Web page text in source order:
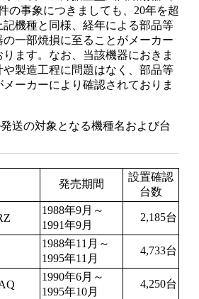
の事象につきましても、20年を超
記機種と同様、経年による部品等
一部焼損に至ることがメーカー
ます。なお、当該機器におきま
や製造工程に問題はなく、部品等
ーカーにより確認されておりま
送の対象となる機種名および台
発売期間
設置確認
台数
1988年9月～
1991年9月
2,185台
1988年11月～
1995年11月
4,733台
1990年6月～
1995年10月
4,250台